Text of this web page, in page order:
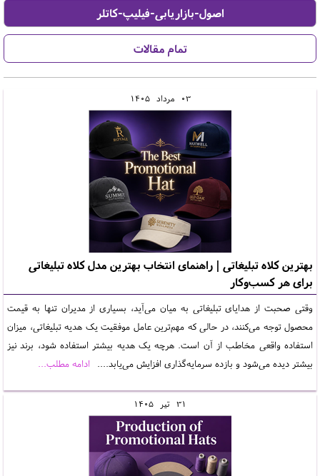
03 مرداد 1405
بهترین کلاه تبلیغاتی | راهنمای انتخاب بهترین مدل کلاه تبلیغاتی
برای هر کسب‌وکار
وقتی صحبت از هدایای تبلیغاتی به میان می‌آید، بسیاری از مدیران تنها به قیمت
محصول توجه می‌کنند، در حالی که مهم‌ترین عامل موفقیت یک هدیه تبلیغاتی، میزان
استفاده واقعی مخاطب از آن است. هرچه یک هدیه بیشتر استفاده شود، برند نیز
بیشتر دیده می‌شود و بازده سرمایه‌گذاری افزایش می‌یابد.... ادامه مطلب...
31 تير 1405